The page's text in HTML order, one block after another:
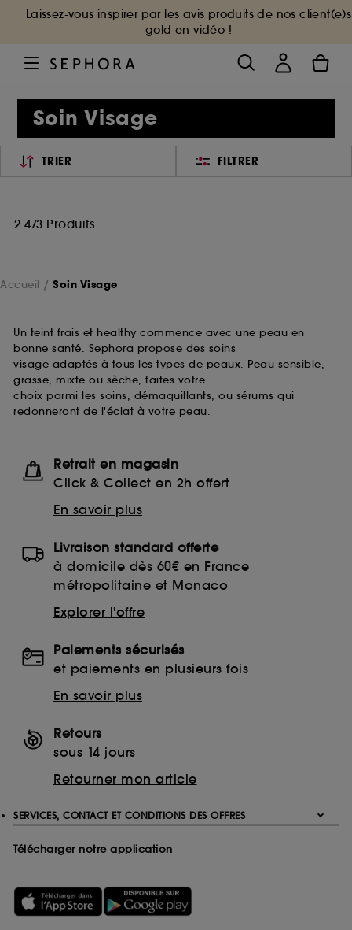
Laissez-vous inspirer par les avis produits de nos client(e)s
gold en vidéo !
Soin Visage
TRIER FILTRER
2 473 Produits
Accueil Soin Visage
Un teint frais et healthy commence avec une peau en
bonne santé. Sephora propose des soins
visage adaptés à tous les types de peaux. Peau sensible,
grasse, mixte ou sèche, faites votre
choix parmi les soins, démaquillants, ou sérums qui
redonneront de l'éclat à votre peau.
Retrait en magasin
Click & Collect en 2h offert
En savoir plus
Livraison standard offerte
à domicile dès 60€ en France
métropolitaine et Monaco
Explorer l'offre
Paiements sécurisés
et paiements en plusieurs fois
En savoir plus
Retours
sous 14 jours
Retourner mon article
SERVICES, CONTACT ET CONDITIONS DES OFFRES
Télécharger notre application